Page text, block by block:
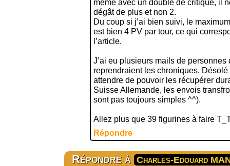
même avec un double dé critique, il
dégât de plus et non 2.
Du coup si j’ai bien suivi, le
est bien 4 PV par tour, ce qui
l’article.
J’ai eu plusieurs mails de
reprendraient les chroniques. Désolé
attendre de pouvoir les récupérer
Suisse Allemande, les envois
sont pas toujours simples ^^).
Allez plus que 39 figurines à faire
Répondre
Répondre à Charles-Edouard